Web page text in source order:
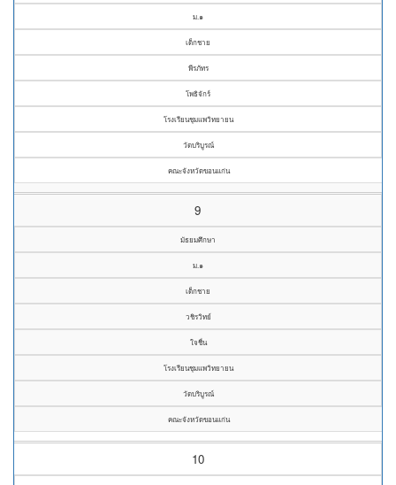
ม.๑
เด็กชาย
พีรภัทร
โพธิจักร์
โรงเรียนชุมแพวิทยายน
วัดบริบูรณ์
คณะจังหวัดขอนแก่น
9
มัธยมศึกษา
ม.๑
เด็กชาย
วชิรวิทย์
ใจชื่น
โรงเรียนชุมแพวิทยายน
วัดบริบูรณ์
คณะจังหวัดขอนแก่น
10